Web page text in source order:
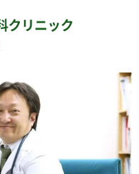
クリニック